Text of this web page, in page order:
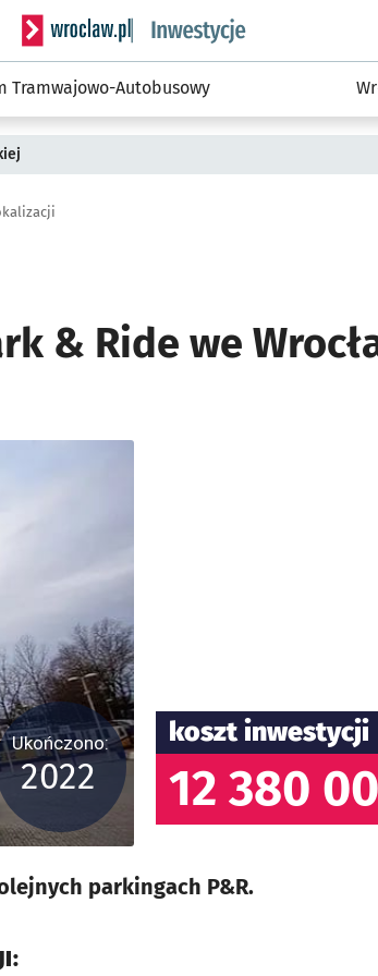
Serwis informacyjny wroclaw.pl podserwis:
Tramwajowo-Autobusowy
& Ride we
Ukończono:
2022
koszt inwestycji
12 380
parkingach P&R.